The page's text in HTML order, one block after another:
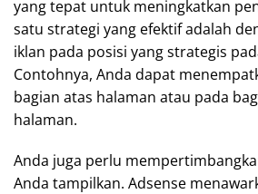
yang tepat untuk meningkatkan
satu strategi yang efektif adalah
iklan pada posisi yang strategis
Contohnya, Anda dapat
bagian atas halaman atau pada
halaman.
Anda juga perlu
Anda tampilkan. Adsense